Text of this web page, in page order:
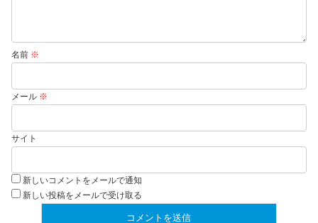
名前 ※
メール ※
サイト
新しいコメントをメールで通知
新しい投稿をメールで受け取る